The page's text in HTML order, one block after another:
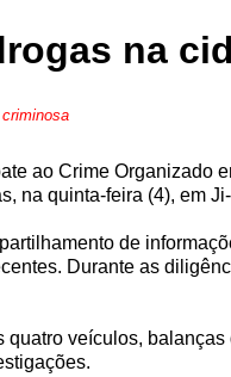
na
ao Crime Organizado
na quinta-feira (4), em
de
Durante as
quatro veículos,